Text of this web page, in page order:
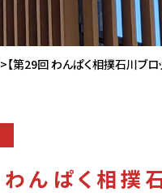
>【第29回 わんぱく相撲石川ブロ
んぱく相撲